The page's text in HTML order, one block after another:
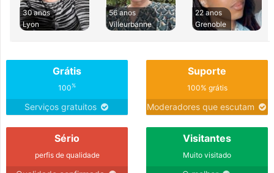
30 anos
Lyon
56 anos
Villeurbanne
22 anos
Grenoble
Grátis
100%
Serviços gratuitos
Suporte
100% grátis
Moderadores que escutam
Sério
perfis de qualidade
Visitantes
Muito visitado